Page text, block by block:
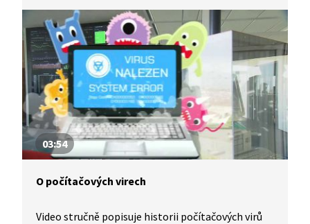
škodlivé programy a ty se označují slovem
„malware“. Mají různé strategie, jak se do vašeho
počítače dostat, a podle toho se jim říká například
„červ“ nebo „trojský kůň“. Antiviry také mají své
strategie, jak virus objevit a zničit. Ale nejlepší je
chovat se tak, aby se mi do počítače virus vůbec
nedostal. Jak?
03:54
O počítačových virech
Video stručně popisuje historii počítačových virů